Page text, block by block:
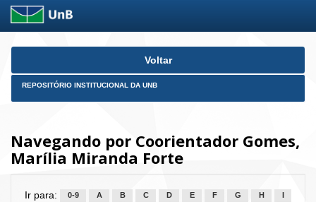
Skip
Voltar
REPOSITÓRIO INSTITUCIONAL DA UNB
Navegando por Coorientador Gomes,
Marília Miranda Forte
Ir para: 0-9 A B C D E F G H